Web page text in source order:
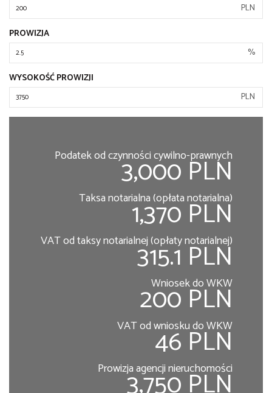
PLN
PROWIZJA
%
WYSOKOŚĆ PROWIZJI
PLN
Podatek od czynności cywilno-prawnych
3,000 PLN
Taksa notarialna (opłata notarialna)
1,370 PLN
VAT od taksy notarialnej (opłaty notarialnej)
315.1 PLN
Wniosek do WKW
200 PLN
VAT od wniosku do WKW
46 PLN
Prowizja agencji nieruchomości